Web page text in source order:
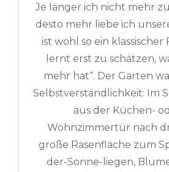
Je länger ich nicht mehr
desto mehr liebe ich
ist wohl so ein klassischer
lernt erst zu schätzen,
mehr hat“. Der Garten
Selbstverständlichkeit: Im
aus der Küchen-
Wohnzimmertür nach
große Rasenfläche zum
der-Sonne-liegen,